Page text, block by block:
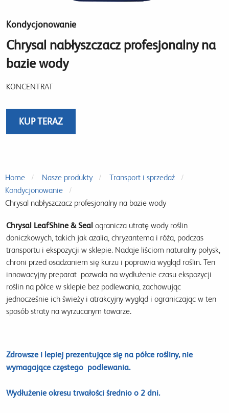
Kondycjonowanie
Chrysal nabłyszczacz profesjonalny na
bazie wody
KONCENTRAT
KUP TERAZ
Home Nasze produkty
Transport i sprzedaż
Kondycjonowanie
Chrysal nabłyszczacz profesjonalny na bazie wody
Chrysal LeafShine & Seal ogranicza utratę wody roślin
doniczkowych, takich jak azalia, chryzantema i róża, podczas
transportu i ekspozycji w sklepie. Nadaje liściom naturalny połysk,
chroni przed osadzaniem się kurzu i poprawia wygląd roślin. Ten
innowacyjny preparat pozwala na wydłużenie czasu ekspozycji
roślin na półce w sklepie bez podlewania, zachowując
jednocześnie ich świeży i atrakcyjny wygląd i ograniczając w ten
sposób straty na wyrzucanym towarze.
Zdrowsze i lepiej prezentujące się na półce rośliny, nie
wymagające częstego podlewania.
Wydłużenie okresu trwałości średnio o 2 dni.